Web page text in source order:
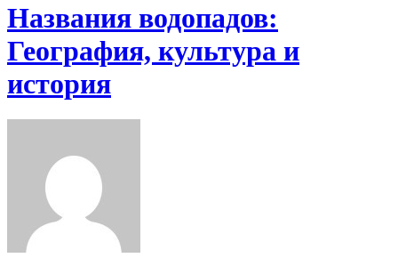
Названия водопадов:
География, культура и
история